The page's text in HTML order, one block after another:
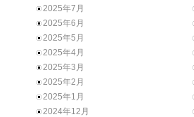
2025年7月
2025年6月
2025年5月
2025年4月
2025年3月
2025年2月
2025年1月
2024年12月